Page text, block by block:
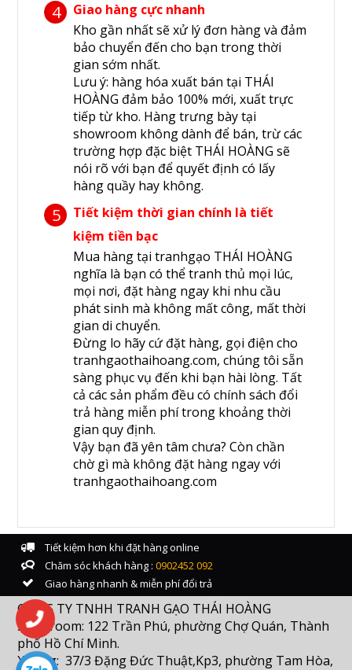
4
Giao hàng cực nhanh
Kho gần nhất sẽ xử lý đơn hàng và đảm
bảo chuyển đến cho bạn trong thời
gian sớm nhất.
Lưu ý: hàng hóa xuất bán tại THÁI
HOÀNG đảm bảo 100% mới, xuất trực
tiếp từ kho. Hàng trưng bày tại
showroom không dành để bán, trừ các
trường hợp đặc biệt THÁI HOÀNG sẽ
nói rõ với bạn để quyết định có lấy
hàng quầy hay không.
5
Tiết kiệm thời gian chính là tiết
kiệm tiền bạc
Mua hàng tại tranhgạo THÁI HOÀNG
nghĩa là bạn có thể tranh thủ mọi lúc,
mọi nơi, đặt hàng ngay khi nhu cầu
phát sinh mà không mất công, mất thời
gian di chuyển.
Đừng lo hãy cứ đặt hàng, gọi điện cho
tranhgaothaihoang.com, chúng tôi sẵn
sàng phục vụ đến khi bạn hài lòng. Tất
cả các sản phẩm đều có chính sách đổi
trả hàng miễn phí trong khoảng thời
gian quy định.
Vậy bạn đã yên tâm chưa? Còn chần
chờ gì mà không đặt hàng ngay với
tranhgaothaihoang.com
Tiết kiệm hơn khi đặt hàng online
Chăm sóc khách hàng : 0902452 092
Giao hàng nhanh & miễn phí đổi trả
CÔNG TY TNHH TRANH GẠO THÁI HOÀNG
Showroom: 122 Trần Phú, phường Chợ Quán, Thành
phố Hồ Chí Minh.
Xưởng: 37/3 Đặng Đức Thuật,Kp3, phường Tam Hòa,